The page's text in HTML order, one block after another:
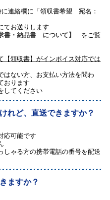
連絡欄に「領収書希望 宛名：
てお送りします
書・納品書 について】
をご覧
【領収書】がインボイス対応では
はない方、お支払い方法を問わ
おります
してください
れど、直送できますか？
応可能です
しゃる方の携帯電話の番号を配送
ますか？